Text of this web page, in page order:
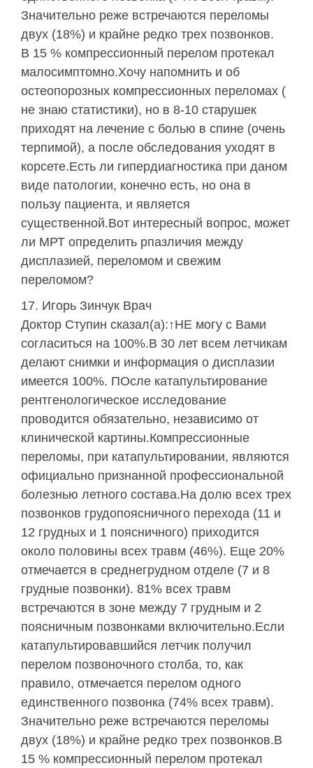
Значительно реже встречаются переломы
двух (18%) и крайне редко трех позвонков.
В 15 % компрессионный перелом протекал
малосимптомно.Хочу напомнить и об
остеопорозных компрессионных переломах (
не знаю статистики), но в 8-10 старушек
приходят на лечение с болью в спине (очень
терпимой), а после обследования уходят в
корсете.Есть ли гипердиагностика при даном
виде патологии, конечно есть, но она в
пользу пациента, и является
существенной.Вот интересный вопрос, может
ли МРТ определить рпазличия между
дисплазией, переломом и свежим
переломом?
Игорь Зинчук Врач
Доктор Ступин сказал(а):↑НЕ могу с Вами
согласиться на 100%.В 30 лет всем летчикам
делают снимки и информация о дисплазии
имеется 100%. ПОсле катапультирование
рентгенологическое исследование
проводится обязательно, независимо от
клинической картины.Компрессионные
переломы, при катапультировании, являются
официально признанной профессиональной
болезнью летного состава.На долю всех трех
позвонков грудопоясничного перехода (11 и
12 грудных и 1 поясничного) приходится
около половины всех травм (46%). Еще 20%
отмечается в среднегрудном отделе (7 и 8
грудные позвонки). 81% всех травм
встречаются в зоне между 7 грудным и 2
поясничным позвонками включительно.Если
катапультировавшийся летчик получил
перелом позвоночного столба, то, как
правило, отмечается перелом одного
единственного позвонка (74% всех травм).
Значительно реже встречаются переломы
двух (18%) и крайне редко трех позвонков.В
15 % компрессионный перелом протекал